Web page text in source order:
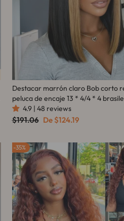
Destacar marrón claro Bob corto
peluca de encaje 13 * 4/4 * 4
Hair-Amanda Hair
4.9 | 48 reviews
Precio
$191.06 Precio
De $124.19
35%